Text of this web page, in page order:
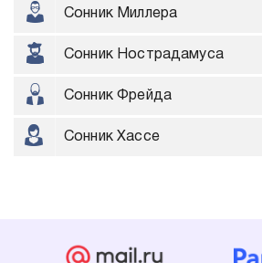
Сонник Миллера
Сонник Нострадамуса
Сонник Фрейда
Сонник Хассе